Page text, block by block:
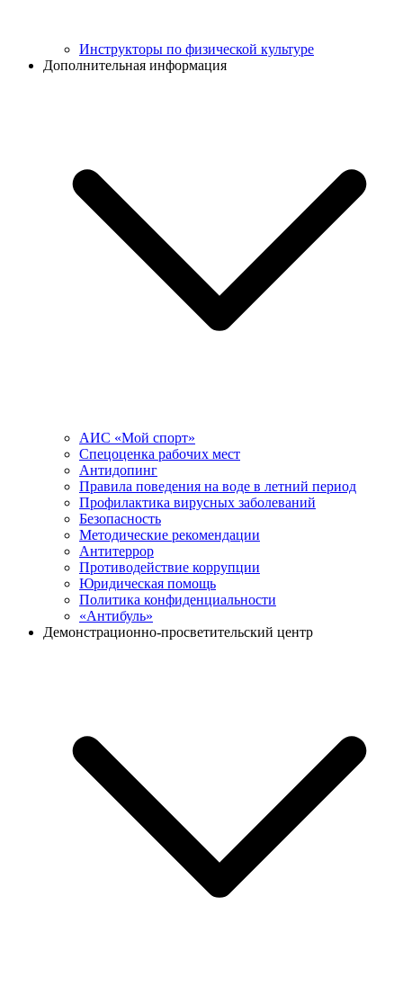
Инструкторы по физической культуре
Дополнительная информация
АИС «Мой спорт»
Спецоценка рабочих мест
Антидопинг
Правила поведения на воде в летний период
Профилактика вирусных заболеваний
Безопасность
Методические рекомендации
Антитеррор
Противодействие коррупции
Юридическая помощь
Политика конфиденциальности
«Антибуль»
Демонстрационно-просветительский центр